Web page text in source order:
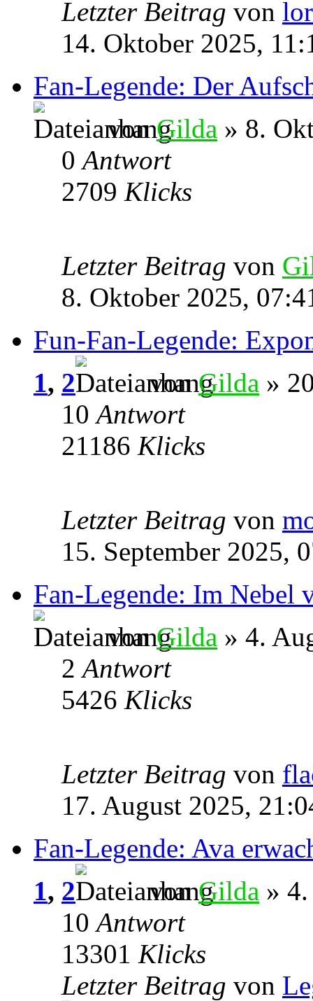
Letzter Beitrag von
14. Oktober 2025,
Fan-Legende: Der
vonGilda » 8.
0Antwort
2709 Klicks
Letzter Beitrag von
8. Oktober 2025,
Fun-Fan-Legende:
1, 2 vonGilda »
10Antwort
21186 Klicks
Letzter Beitrag von
15. September 2025,
Fan-Legende: Im Nebel
vonGilda » 4.
2Antwort
5426 Klicks
Letzter Beitrag von
17. August 2025,
Fan-Legende: Ava
1, 2 vonGilda »
10Antwort
13301 Klicks
Letzter Beitrag von